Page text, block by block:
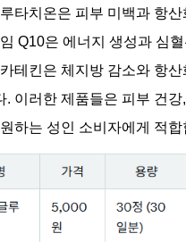
타치온은 피부 미백과 항
Q10은 에너지 생성과 심
테킨은 체지방 감소와 항산
. 이러한 제품들은 피부 건강
하는 성인 소비자에게 적합